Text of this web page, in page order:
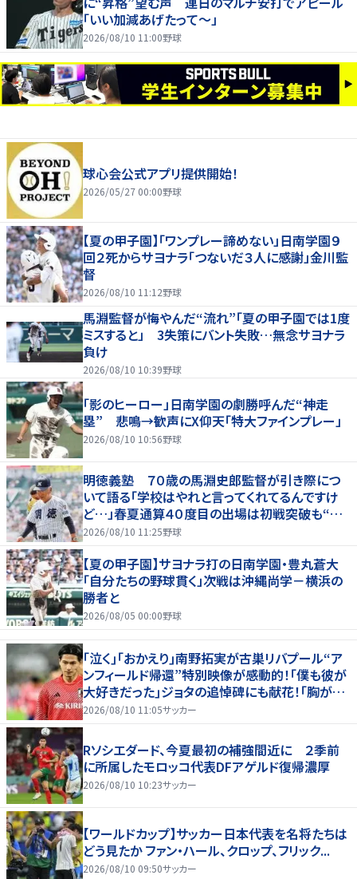
「いい加減あげたって〜」
2026/08/10 11:00野球
球心会公式アプリ提供開始！
2026/05/27 00:00野球
【夏の甲子園】「ワンプレー諦めない」日南学園９
回２死からサヨナラ「つないだ３人に感謝」金川監
督
2026/08/10 11:12野球
馬淵監督が悔やんだ“流れ”「夏の甲子園では1度
ミスすると」 3失策にバント失敗…無念サヨナラ
負け
2026/08/10 10:39野球
「影のヒーロー」日南学園の劇勝呼んだ“神走
塁” 悲鳴→歓声にX仰天「特大ファインプレー」
2026/08/10 10:56野球
明徳義塾 ７０歳の馬淵史郎監督が引き際につ
いて語る「学校はやれと言ってくれてるんですけ
ど…」春夏通算４０度目の出場は初戦突破も“馬
淵節”炸裂
2026/08/10 11:25野球
【夏の甲子園】サヨナラ打の日南学園・豊丸蒼大
「自分たちの野球貫く」次戦は沖縄尚学－横浜の
勝者と
2026/08/05 00:00野球
｢泣く｣｢おかえり｣南野拓実が古巣リバプール“ア
ンフィールド帰還”特別映像が感動的！｢僕も彼が
大好きだった｣ジョタの追悼碑にも献花！｢胸が熱
くなります…｣
2026/08/10 11:05サッカー
Rソシエダード、今夏最初の補強間近に ２季前
に所属したモロッコ代表DFアゲルド復帰濃厚
2026/08/10 10:23サッカー
【ワールドカップ】サッカー日本代表を名将たちは
どう見たか ファン・ハール、クロップ、フリック...
2026/08/10 09:50サッカー